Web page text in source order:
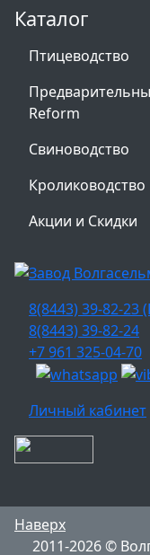
Каталог
Птицеводство
Reform
Свиноводство
Кролиководство
Акции и Скидки
8(8443) 39-82-23
8(8443) 39-82-24
+7 961 325-04-70
Личный кабинет
Наверх
2011-2026 ©